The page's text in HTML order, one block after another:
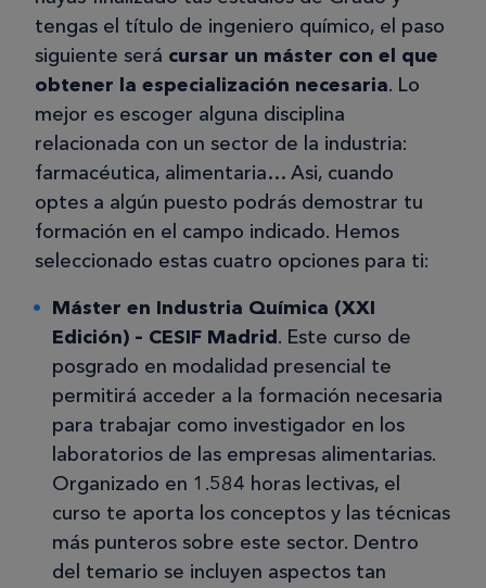
tengas el título de ingeniero químico, el paso
siguiente será cursar un máster con el que
obtener la especialización necesaria. Lo
mejor es escoger alguna disciplina
relacionada con un sector de la industria:
farmacéutica, alimentaria… Asi, cuando
optes a algún puesto podrás demostrar tu
formación en el campo indicado. Hemos
seleccionado estas cuatro opciones para ti:
Máster en Industria Química (XXI
Edición) – CESIF Madrid. Este curso de
posgrado en modalidad presencial te
permitirá acceder a la formación necesaria
para trabajar como investigador en los
laboratorios de las empresas alimentarias.
Organizado en 1.584 horas lectivas, el
curso te aporta los conceptos y las técnicas
más punteros sobre este sector. Dentro
del temario se incluyen aspectos tan